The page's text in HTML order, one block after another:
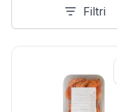
Filtri